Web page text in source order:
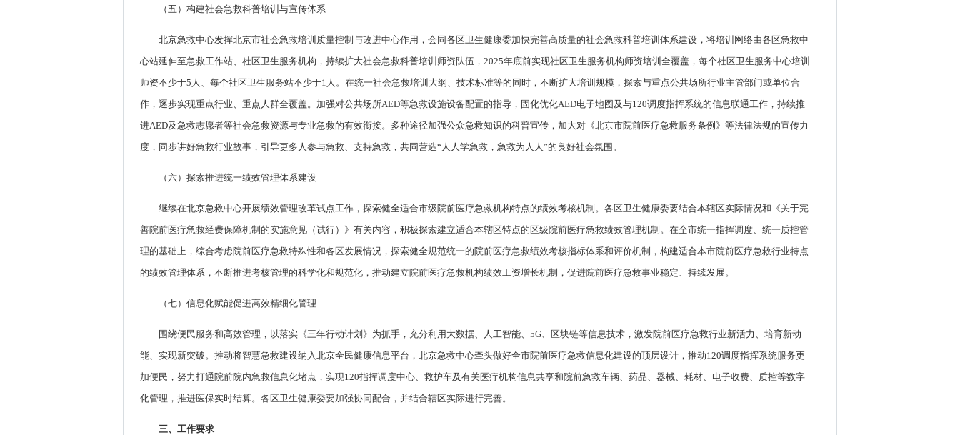
（五）构建社会急救科普培训与宣传体系
北京急救中心发挥北京市社会急救培训质量控制与改进中心作用，会同各区卫生健康委加快完善高质量的社会急救科普培训体系建设，将培训网络由各区急救中
心站延伸至急救工作站、社区卫生服务机构，持续扩大社会急救科普培训师资队伍，2025年底前实现社区卫生服务机构师资培训全覆盖，每个社区卫生服务中心培训
师资不少于5人、每个社区卫生服务站不少于1人。在统一社会急救培训大纲、技术标准等的同时，不断扩大培训规模，探索与重点公共场所行业主管部门或单位合
作，逐步实现重点行业、重点人群全覆盖。加强对公共场所AED等急救设施设备配置的指导，固化优化AED电子地图及与120调度指挥系统的信息联通工作，持续推
进AED及急救志愿者等社会急救资源与专业急救的有效衔接。多种途径加强公众急救知识的科普宣传，加大对《北京市院前医疗急救服务条例》等法律法规的宣传力
度，同步讲好急救行业故事，引导更多人参与急救、支持急救，共同营造“人人学急救，急救为人人”的良好社会氛围。
（六）探索推进统一绩效管理体系建设
继续在北京急救中心开展绩效管理改革试点工作，探索健全适合市级院前医疗急救机构特点的绩效考核机制。各区卫生健康委要结合本辖区实际情况和《关于完
善院前医疗急救经费保障机制的实施意见（试行）》有关内容，积极探索建立适合本辖区特点的区级院前医疗急救绩效管理机制。在全市统一指挥调度、统一质控管
理的基础上，综合考虑院前医疗急救特殊性和各区发展情况，探索健全规范统一的院前医疗急救绩效考核指标体系和评价机制，构建适合本市院前医疗急救行业特点
的绩效管理体系，不断推进考核管理的科学化和规范化，推动建立院前医疗急救机构绩效工资增长机制，促进院前医疗急救事业稳定、持续发展。
（七）信息化赋能促进高效精细化管理
围绕便民服务和高效管理，以落实《三年行动计划》为抓手，充分利用大数据、人工智能、5G、区块链等信息技术，激发院前医疗急救行业新活力、培育新动
能、实现新突破。推动将智慧急救建设纳入北京全民健康信息平台，北京急救中心牵头做好全市院前医疗急救信息化建设的顶层设计，推动120调度指挥系统服务更
加便民，努力打通院前院内急救信息化堵点，实现120指挥调度中心、救护车及有关医疗机构信息共享和院前急救车辆、药品、器械、耗材、电子收费、质控等数字
化管理，推进医保实时结算。各区卫生健康委要加强协同配合，并结合辖区实际进行完善。
三、工作要求